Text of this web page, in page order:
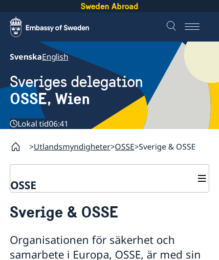
Sweden Abroad
SvenskaEnglish
Sveriges delegation
OSSE, Wien
Lokal tid06:41
Utlandsmyndigheter OSSE Sverige & OSSE
OSSE
Om oss
Dataskyddspolicy (GDPR)
Sverige & OSSE
Sverige och arbetet i OSSE
Sverige & OSSE
Organisationen för säkerhet och
samarbete i Europa, OSSE, är med sin